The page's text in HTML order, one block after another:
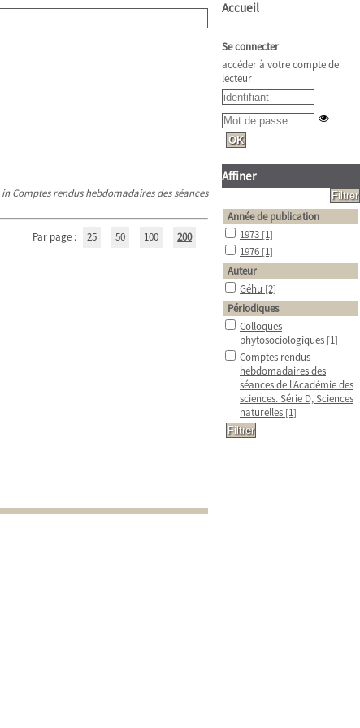
in Comptes rendus hebdomadaires des séances
Par page : 25 50 100 200
Accueil
Se connecter
accéder à votre compte de
lecteur
Affiner
Année de publication
1973 [1]
1976 [1]
Auteur
Géhu [2]
Périodiques
Colloques
phytosociologiques [1]
Comptes rendus
hebdomadaires des
séances de l'Académie des
sciences. Série D, Sciences
naturelles [1]